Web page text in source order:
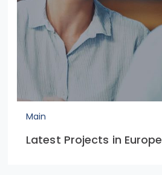
Main
Latest Projects in Europe